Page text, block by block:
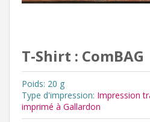
T-Shirt : ComBAG
Poids: 20 g
Type d'impression: Impression
imprimé à Gallardon